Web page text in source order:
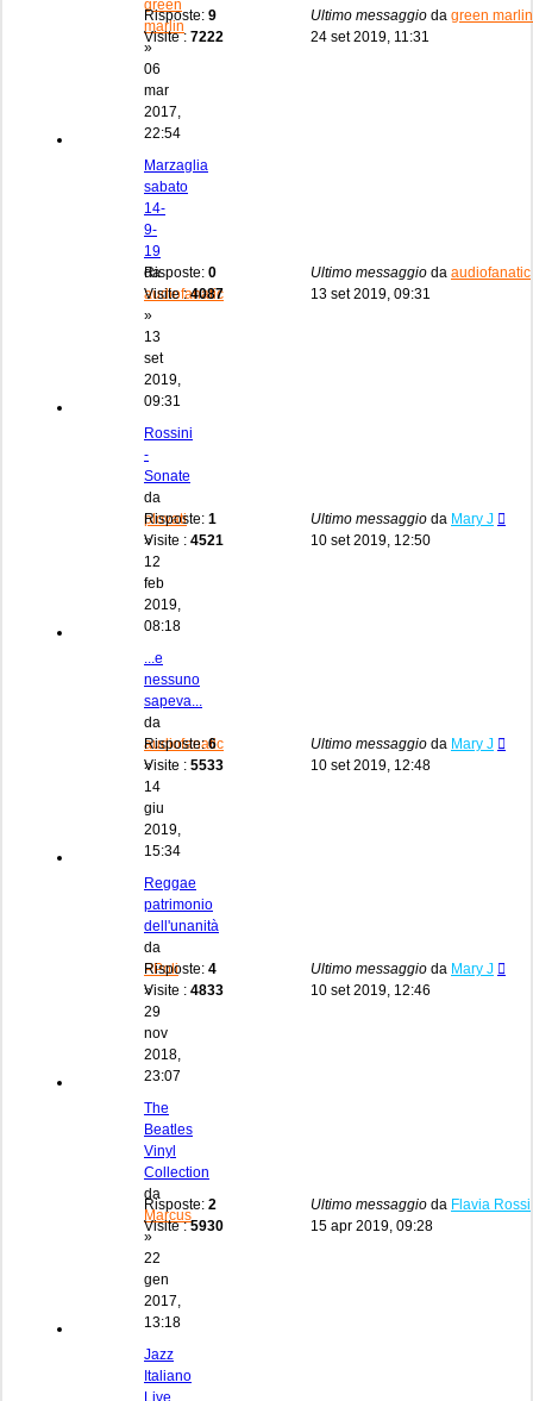
green
marlin
»
06
mar
2017,
22:54
Risposte: 9
Visite : 7222
Ultimo messaggio da green marlin
24 set 2019, 11:31
Marzaglia
sabato
14-
9-
19
da
audiofanatic
»
13
set
2019,
09:31
Risposte: 0
Visite :4087
Ultimo messaggio da audiofanatic
13 set 2019, 09:31
Rossini
-
Sonate
da
plovati
»
12
feb
2019,
08:18
Risposte: 1
Visite : 4521
Ultimo messaggio da Mary J
10 set 2019, 12:50
...e
nessuno
sapeva...
da
audiofanatic
»
14
giu
2019,
15:34
Risposte:6
Visite : 5533
Ultimo messaggio da Mary J
10 set 2019, 12:48
Reggae
patrimonio
dell'unanità
da
PPoli
»
29
nov
2018,
23:07
Risposte: 4
Visite : 4833
Ultimo messaggio da Mary J
10 set 2019, 12:46
The
Beatles
Vinyl
Collection
da
Marcus
»
22
gen
2017,
13:18
Risposte: 2
Visite :5930
Ultimo messaggio da Flavia Rossi
15 apr 2019, 09:28
Jazz
Italiano
Live